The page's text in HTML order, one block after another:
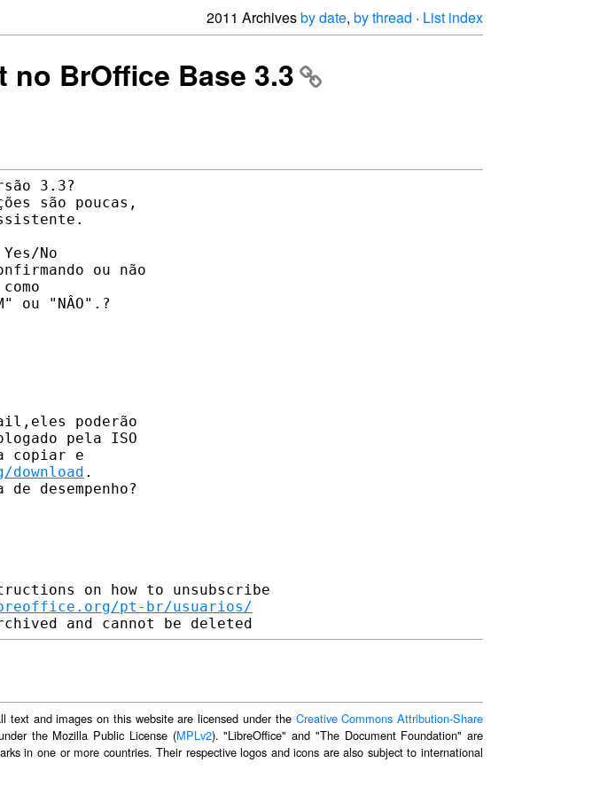
2011 Archivesby date, by thread · List index
BrOffice Base 3.3
3.3?
são poucas,
No
ou não
ou "NÂO".?
poderão
pela ISO
copiar e
.
desempenho?
on how to unsubscribe
pt-br/usuarios/
text and images on this website are licensed under the Creative Commons Attribution-Share
the Mozilla Public License (MPLv2). "LibreOffice" and "The Document Foundation" are
in one or more countries. Their respective logos and icons are also subject to international